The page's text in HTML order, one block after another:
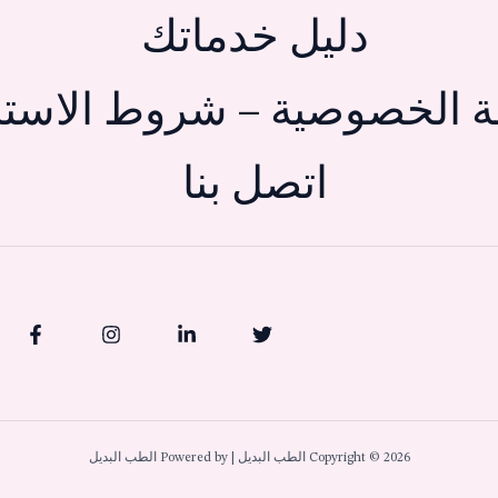
دليل خدماتك
الخصوصية – شروط
اتصل بنا
Copyright © 2026 الطب البديل | Powered by الطب البديل